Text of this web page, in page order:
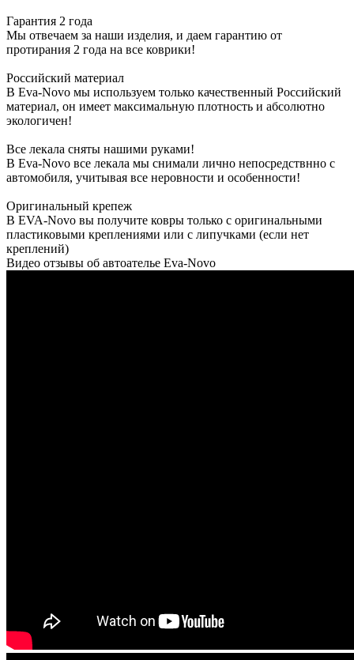
Гарантия 2 года
Мы отвечаем за наши изделия, и даем гарантию от
протирания 2 года на все коврики!
Российский материал
В Eva-Novo мы используем только качественный Российский
материал, он имеет максимальную плотность и абсолютно
экологичен!
Все лекала сняты нашими руками!
В Eva-Novo все лекала мы снимали лично непосредствнно с
автомобиля, учитывая все неровности и особенности!
Оригинальный крепеж
В EVA-Novo вы получите ковры только с оригинальными
пластиковыми креплениями или с липучками (если нет
креплений)
Видео отзывы об автоателье Eva-Novo